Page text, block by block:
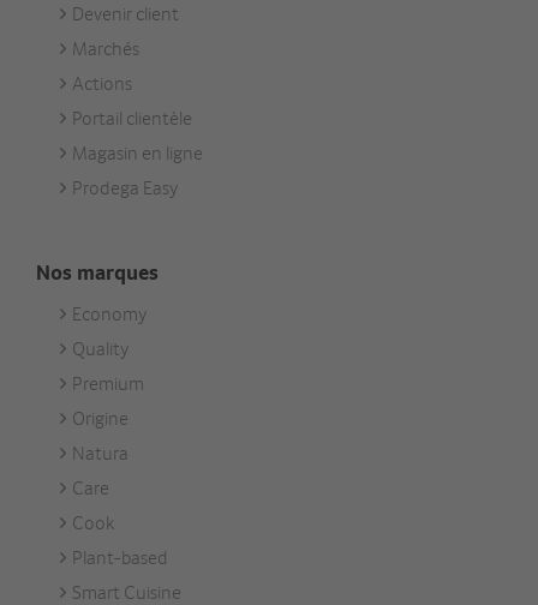
Footer
Services
Devenir client
Marchés
Actions
Portail clientèle
Magasin en ligne
Prodega Easy
Nos marques
Footer
Unsere
Marken
Economy
Quality
Premium
Origine
Natura
Care
Cook
Plant-based
Smart Cuisine